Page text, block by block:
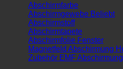
Abschirmfarbe
Abschirmgewebe
Abschirmstoff
Abschirmtapete
Abschirmfolie Fenster
Magnetfeld Abschirmung
Zubehör EMF Abschirmung